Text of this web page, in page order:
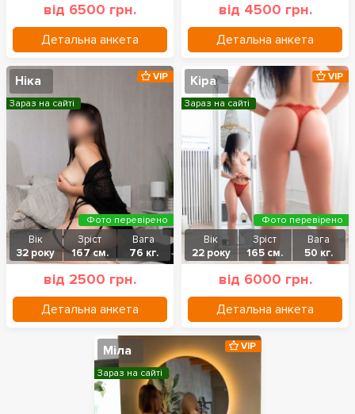
від 6500 грн.
Детальна анкета
від 4500 грн.
Детальна анкета
Ніка
Вік
32 року
Зріст
167 см.
Вага
76 кг.
від 2500 грн.
Детальна анкета
VIP
Зараз на сайті
Фото перевірено
Кіра
Вік
22 року
Зріст
165 см.
Вага
50 кг.
від 6000 грн.
Детальна анкета
VIP
Зараз на сайті
Фото перевірено
Міла VIP
Зараз на сайті